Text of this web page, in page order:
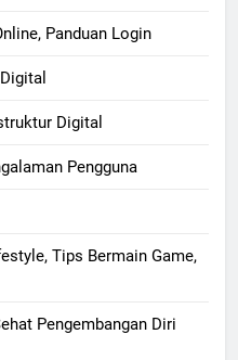
Panduan Login
Digital
Pengguna
Tips Bermain Game,
Pengembangan Diri